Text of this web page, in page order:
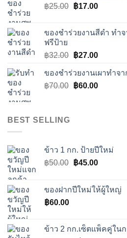
฿25.00 Original
฿25.00.
฿17.00Current
฿17.00.
ของชำร่วยงานสีดำ ทำ
ฟรีป้าย
฿32.00 Original
was:
฿32.00.
฿27.00Current
is:
฿27.00.
ของชำร่วยงานเผาทำจ
฿70.00 Original
฿60.00Current
BEST SELLING
ข้าว 1 กก. ป้ายปีใหม่
฿50.00 Original
฿50.00.
฿45.00Current
฿45.00.
ของฝากปีใหม่ให้ผู้ใหญ่
฿60.00
ข้าว 2 กก.เซ็ตแพ็คคู่ใน